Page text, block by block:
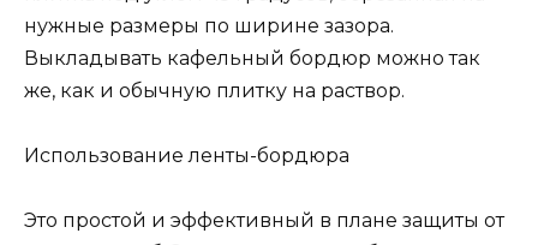
нужные размеры по ширине зазора.
Выкладывать кафельный бордюр можно так
же, как и обычную плитку на раствор.
Использование ленты-бордюра
Это простой и эффективный в плане защиты от